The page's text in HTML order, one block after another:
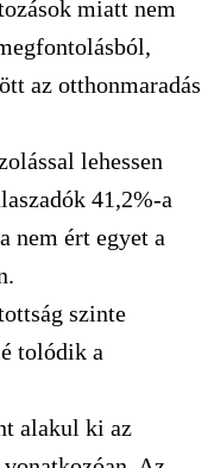
miatt nem
az otthonmaradás
lehessen
41,2%-a
nem ért egyet a
szinte
tolódik a
alakul ki az